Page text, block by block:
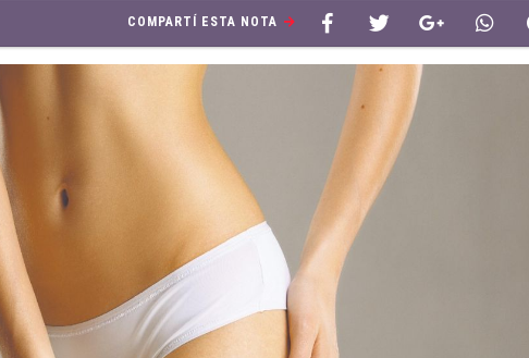
COMPARTÍ ESTA NOTA